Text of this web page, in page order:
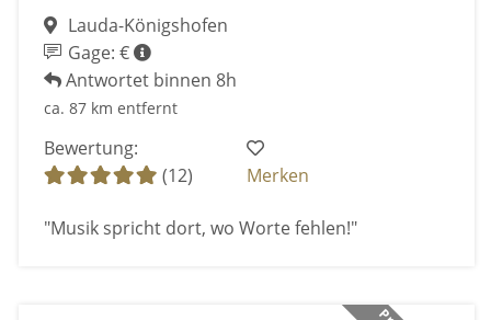
Lauda-Königshofen
Gage: €
Antwortet binnen 8h
ca. 87 km entfernt
Bewertung:
(12)
Merken
"Musik spricht dort, wo Worte fehlen!"